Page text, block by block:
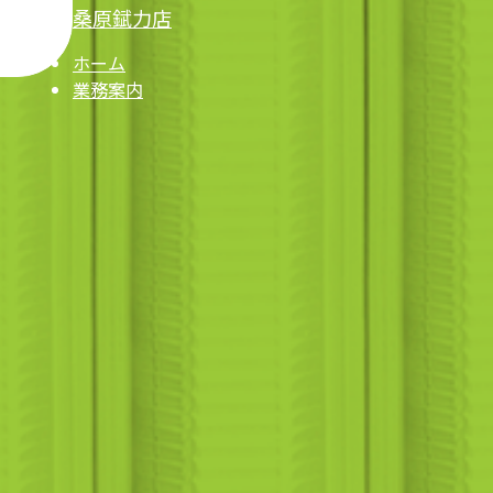
桑原錻力店
ホーム
業務案内